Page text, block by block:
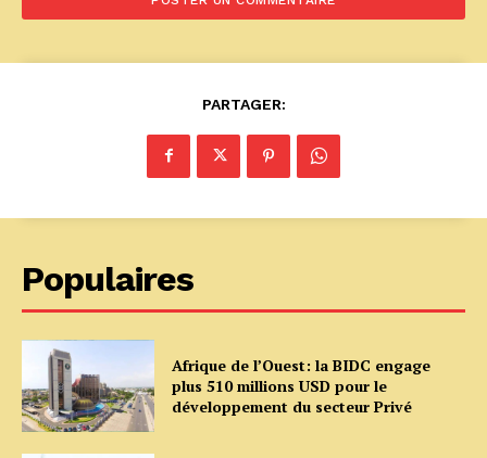
PARTAGER:
Populaires
Afrique de l’Ouest: la BIDC engage
plus 510 millions USD pour le
développement du secteur Privé